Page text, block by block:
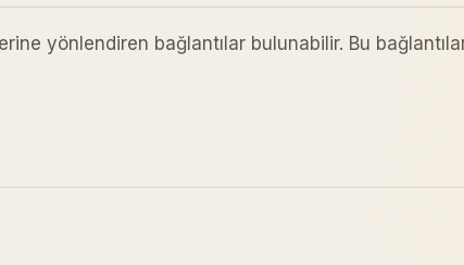
yönlendiren bağlantılar bulunabilir. Bu